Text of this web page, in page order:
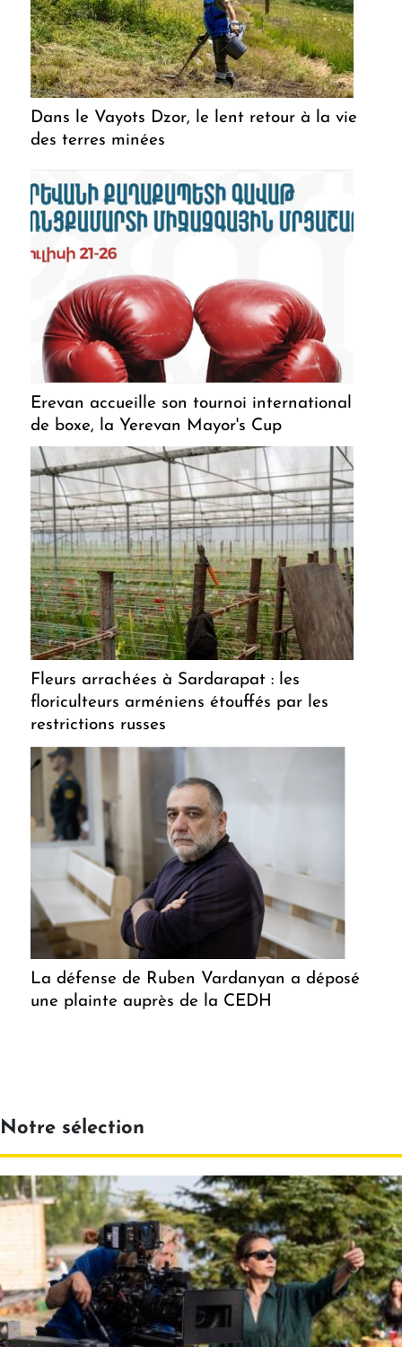
Dans le Vayots Dzor, le lent retour à la vie
des terres minées
Erevan accueille son tournoi international
de boxe, la Yerevan Mayor's Cup
Fleurs arrachées à Sardarapat : les
floriculteurs arméniens étouffés par les
restrictions russes
La défense de Ruben Vardanyan a déposé
une plainte auprès de la CEDH
Notre sélection